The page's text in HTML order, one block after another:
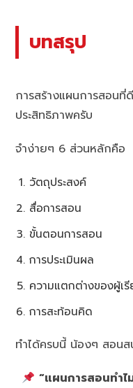
บทสรุป
การสร้างแผนการสอนที่
ประสิทธิภาพครับ
จำง่ายๆ 6 ส่วนหลักคือ
วัตถุประสงค์
สื่อการสอน
ขั้นตอนการสอน
การประเมินผล
ความแตกต่างของผู้เ
การสะท้อนคิด
ทำได้ครบนี้ น้องๆ สอน
“แผนการสอนทำ